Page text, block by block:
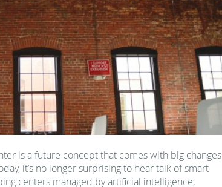
is a future concept that comes with big changes
it’s no longer surprising to hear talk of smart
centers managed by artificial intelligence,